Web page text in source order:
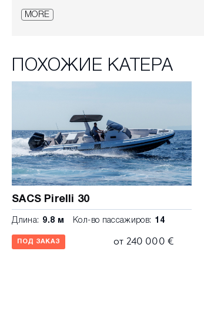
закрытыми ячейками Цифровая
захватом и черными шарнирами
питания Убирающаяся лестница для
двумя валиками и подушкой для
корму Уличная раковина Кормовой
гелькоут корпус и палуба, серый
логотип и шина, подушки Mambo Pearl
MORE
ПОХОЖИЕ КАТЕРА
SACS Pirelli 30
Длина: 9.8 м Кол-во пассажиров: 14
ПОД ЗАКАЗ от 240 000 €